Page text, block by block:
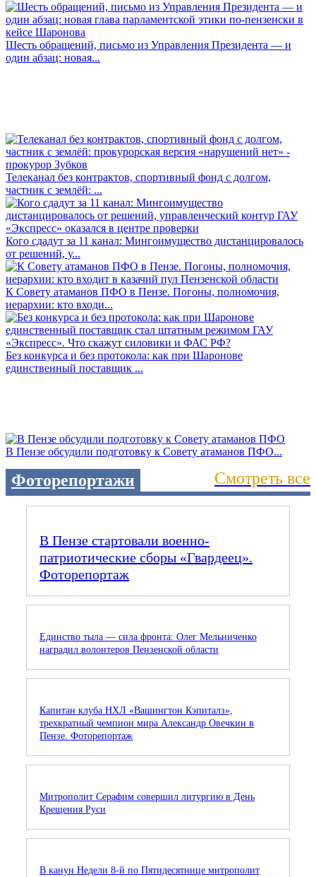
Шесть обращений, письмо из Управления Президента — и
один абзац: новая...
Телеканал без контрактов, спортивный фонд с долгом,
частник с землёй: ...
Кого сдадут за 11 канал: Мингоимущество дистанцировалось
от решений, у...
К Совету атаманов ПФО в Пензе. Погоны, полномочия,
иерархии: кто входи...
Без конкурса и без протокола: как при Шаронове
единственный поставщик ...
В Пензе обсудили подготовку к Совету атаманов ПФО...
Фоторепортажи Смотреть все
В Пензе стартовали военно-
патриотические сборы «Гвардеец».
Фоторепортаж
Единство тыла — сила фронта: Олег Мельниченко
наградил волонтеров Пензенской области
Капитан клуба НХЛ «Вашингтон Кэпиталз»,
трехкратный чемпион мира Александр Овечкин в
Пензе. Фоторепортаж
Митрополит Серафим совершил литургию в День
Крещения Руси
В канун Недели 8-й по Пятидесятнице митрополит